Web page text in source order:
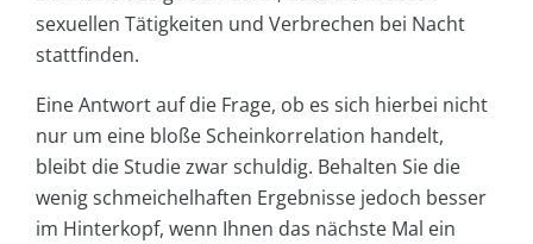
sexuellen Tätigkeiten und Verbrechen bei Nacht
stattfinden.
Eine Antwort auf die Frage, ob es sich hierbei nicht
nur um eine bloße Scheinkorrelation handelt,
bleibt die Studie zwar schuldig. Behalten Sie die
wenig schmeichelhaften Ergebnisse jedoch besser
im Hinterkopf, wenn Ihnen das nächste Mal ein